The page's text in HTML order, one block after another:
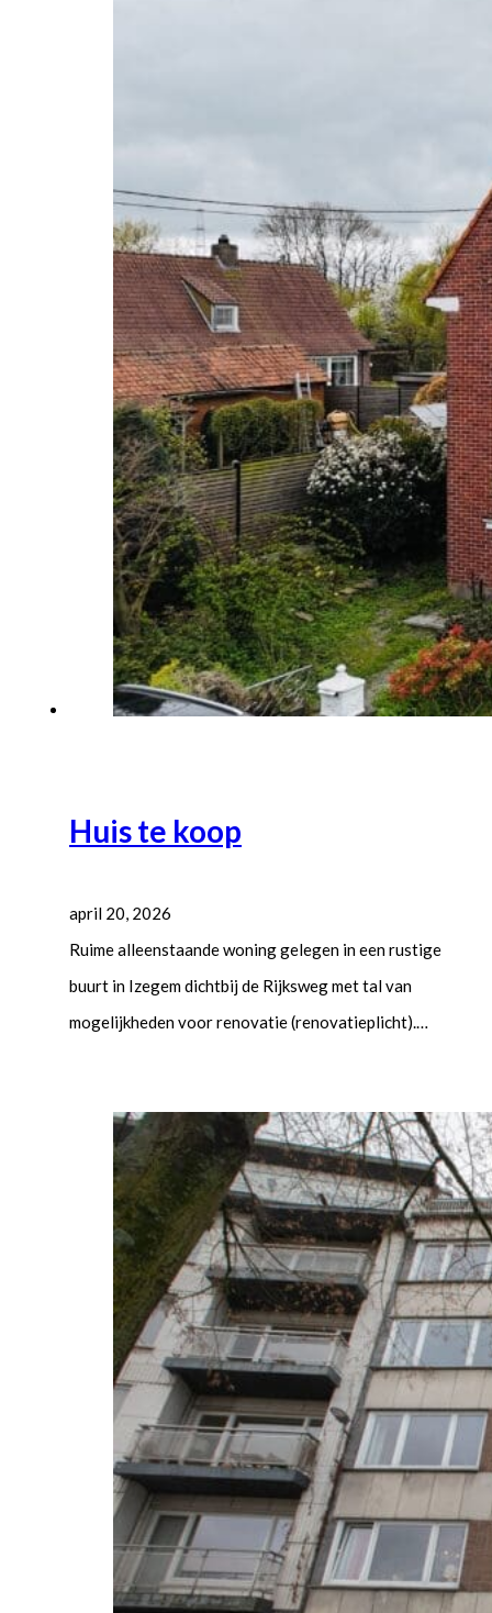
Huis te koop
april 20, 2026
Ruime alleenstaande woning gelegen in een rustige
buurt in Izegem dichtbij de Rijksweg met tal van
mogelijkheden voor renovatie (renovatieplicht).…